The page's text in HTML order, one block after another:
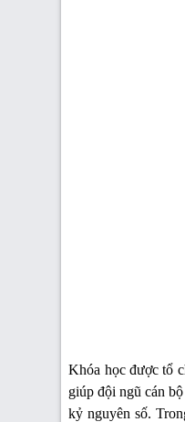
Khóa học được tổ
giúp đội ngũ cán
kỷ nguyên số.